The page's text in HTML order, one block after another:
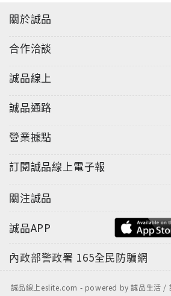
關於誠品
合作洽談
誠品線上
誠品通路
營業據點
訂閱誠品線上電子報
關注誠品
誠品APP
內政部警政署 165全民防騙網
誠品線上eslite.com - powered by 誠品生活 /